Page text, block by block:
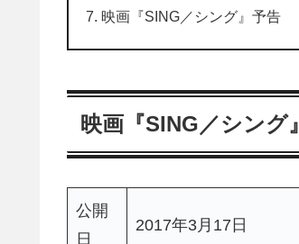
映画『SING／シング』予告
映画『SING／シング
公開
日
2017年3月17日